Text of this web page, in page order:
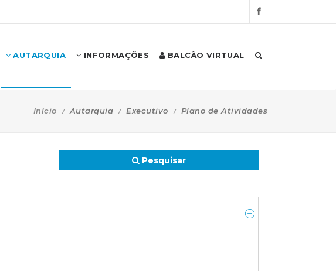
AUTARQUIA INFORMAÇÕES BALCÃO VIRTUAL
Início Autarquia Executivo Plano de Atividades
Pesquisar